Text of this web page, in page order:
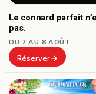
Le connard parfait
pas.
DU 7 AU 8 AOÛT
Réserver